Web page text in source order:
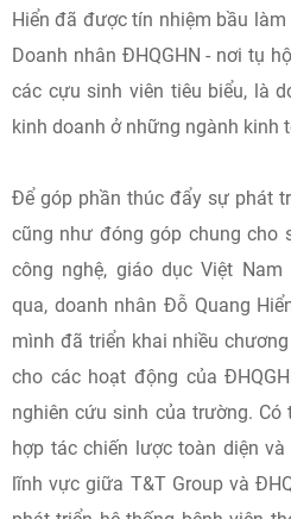
Hiển đã được tín nhiệm bầu làm
Doanh nhân ĐHQGHN - nơi tụ
các cựu sinh viên tiêu biểu, là
kinh doanh ở những ngành kinh
Để góp phần thúc đẩy sự phát
cũng như đóng góp chung cho
công nghệ, giáo dục Việt
qua, doanh nhân Đỗ Quang
mình đã triển khai nhiều
cho các hoạt động của
nghiên cứu sinh của trường.
hợp tác chiến lược toàn diện
lĩnh vực giữa T&T Group và